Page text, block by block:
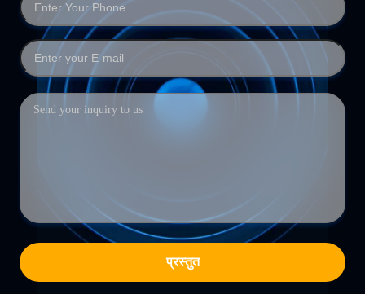
प्रस्तुत